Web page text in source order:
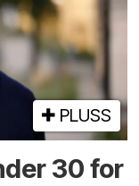
PLUSS
30 for